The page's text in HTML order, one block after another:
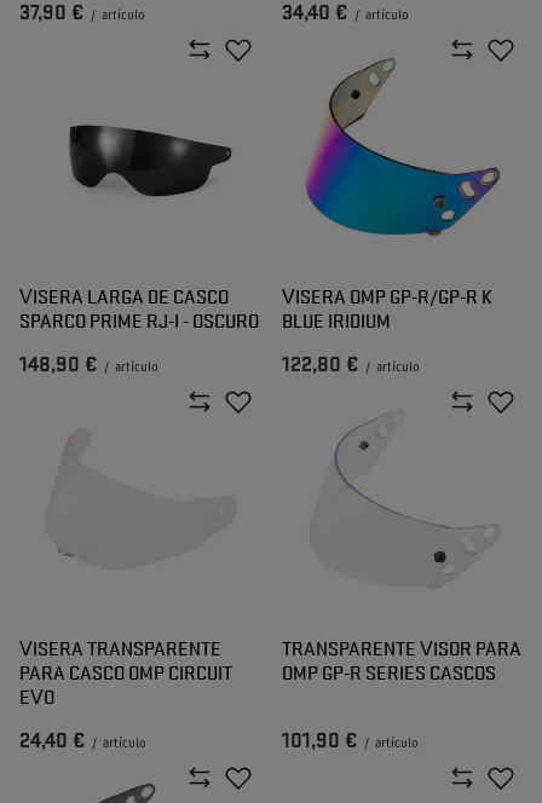
37,90 € / artículo 34,40 € / artículo
VISERA LARGA DE CASCO
SPARCO PRIME RJ-I - OSCURO
148,90 € / artículo
VISERA OMP GP-R/GP-R K
BLUE IRIDIUM
122,80 € / artículo
VISERA TRANSPARENTE
PARA CASCO OMP CIRCUIT
EVO
24,40 € / artículo
TRANSPARENTE VISOR PARA
OMP GP-R SERIES CASCOS
101,90 € / artículo